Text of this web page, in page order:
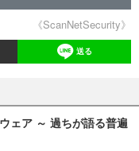
《ScanNetSecurity》
送る
ェア ～ 過ちが語る普遍